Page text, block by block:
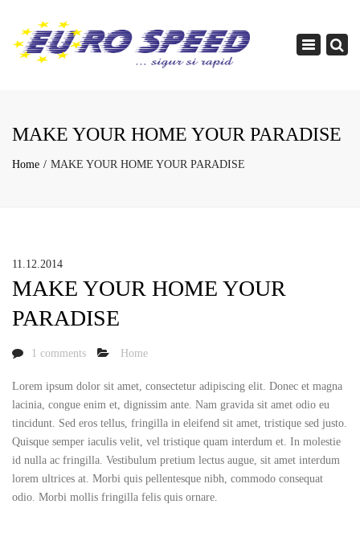
Toggle
MAKE YOUR HOME YOUR PARADISE
Home MAKE YOUR HOME YOUR PARADISE
11.12.2014
MAKE YOUR HOME YOUR
PARADISE
1 comments Home
Lorem ipsum dolor sit amet, consectetur adipiscing elit. Donec et magna
lacinia, congue enim et, dignissim ante. Nam gravida sit amet odio eu
tincidunt. Sed eros tellus, fringilla in eleifend sit amet, tristique sed justo.
Quisque semper iaculis velit, vel tristique quam interdum et. In molestie
id nulla ac fringilla. Vestibulum pretium lectus augue, sit amet interdum
lorem ultrices at. Morbi quis pellentesque nibh, commodo consequat
odio. Morbi mollis fringilla felis quis ornare.